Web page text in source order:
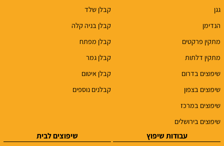
גגן
הנדימן
מתקין פרקטים
מתקין דלתות
שיפוצים בדרום
שיפוצים בצפון
שיפוצים במרכז
שיפוצים בירושלים
קבלן שלד
קבלן בניה קלה
קבלן מפתח
קבלן גמר
קבלן איטום
קבלנים נוספים
עבודות שיפוץ שיפוצים לבית